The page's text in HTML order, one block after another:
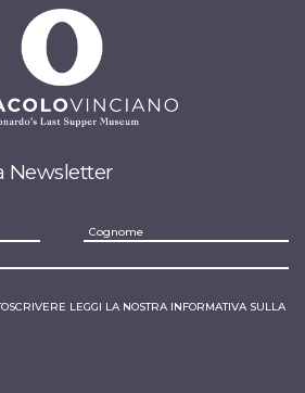
Newsletter
LEGGI LA NOSTRA INFORMATIVA SULLA